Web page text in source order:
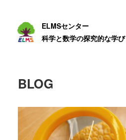
ELMSセンター
科学と数学の探究的な学び
BLOG